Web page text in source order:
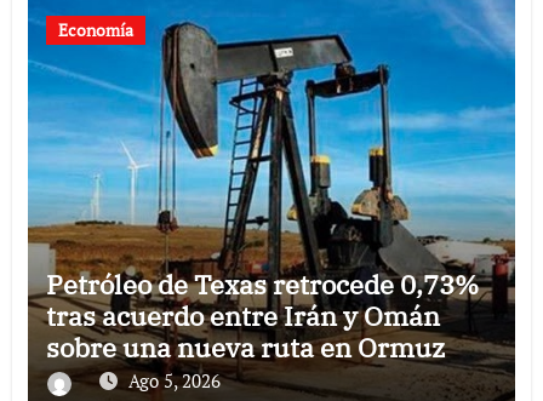
Economía
Petróleo de Texas retrocede 0,73%
tras acuerdo entre Irán y Omán
sobre una nueva ruta en Ormuz
Ago 5, 2026